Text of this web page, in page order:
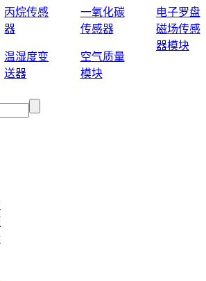
丙烷传感
器
温湿度变
送器
一氧化碳
传感器
空气质量
模块
电子罗盘
磁场传感
器模块